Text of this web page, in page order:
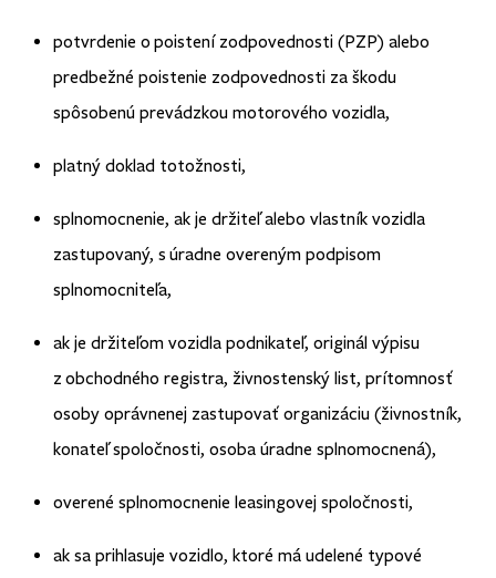
potvrdenie o poistení zodpovednosti (PZP) alebo
predbežné poistenie zodpovednosti za škodu
spôsobenú prevádzkou motorového vozidla,
platný doklad totožnosti,
splnomocnenie, ak je držiteľ alebo vlastník vozidla
zastupovaný, s úradne overeným podpisom
splnomocniteľa,
ak je držiteľom vozidla podnikateľ, originál výpisu
z obchodného registra, živnostenský list, prítomnosť
osoby oprávnenej zastupovať organizáciu (živnostník,
konateľ spoločnosti, osoba úradne splnomocnená),
overené splnomocnenie leasingovej spoločnosti,
ak sa prihlasuje vozidlo, ktoré má udelené typové